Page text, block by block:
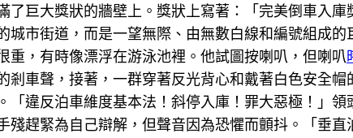
了巨大獎狀的牆壁上。獎狀上寫著：「完美倒車入
市街道，而是一望無際、由無數白線和編號組成
，有時像漂浮在游泳池裡。他試圖按喇叭，但喇叭
車聲，接著，一群穿著反光背心和戴著白色安全帽
違反泊車維度基本法！斜停入庫！罪大惡極！」領
趕緊為自己辯解，但聲音因為恐懼而顫抖。「垂